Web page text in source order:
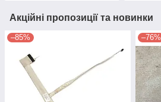
Акційні пропозиції та новинки
–85% –76%